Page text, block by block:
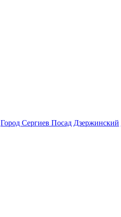
Город Сергиев Посад Дзержинский